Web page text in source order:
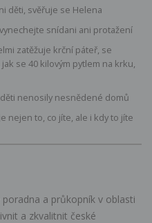
děti, svěřuje se Helena
snídani ani protažení
zatěžuje krční páteř, se
se 40 kilovým pytlem na krku,
nenosily nesnědené domů
nejen to, co jíte, ale i kdy to jíte
a průkopník v oblasti
a zkvalitnit české